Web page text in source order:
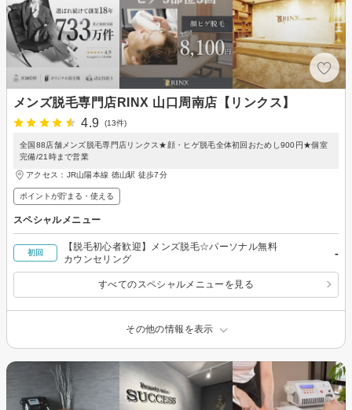
メンズ脱毛専門店RINX 山口周南店【リンクス】
4.9
(13件)
全国88店舗メンズ脱毛専門店リンクス★顔・ヒゲ脱毛全体初回おためし900円★個室
完備/21時まで営業
アクセス：JR山陽本線 徳山駅 徒歩7分
ポイントが貯まる・使える
スペシャルメニュー
初回
【脱毛初心者歓迎】メンズ脱毛☆パーソナル無料
カウンセリング
-
すべてのスペシャルメニューを見る
その他の情報を表示